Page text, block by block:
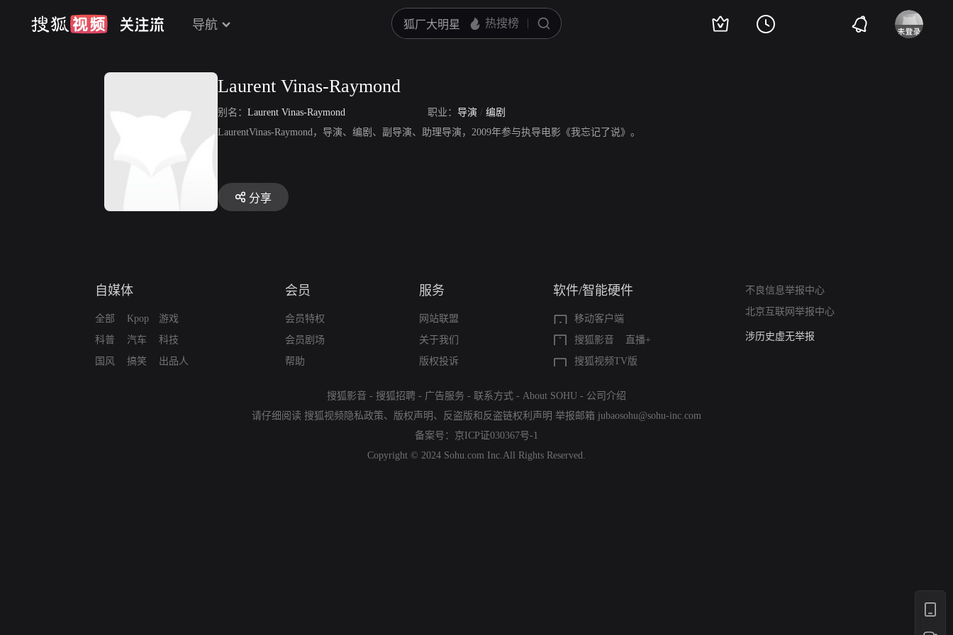
导航
Laurent Vinas-Raymond
别名： Laurent Vinas-Raymond 职业： 导演 / 编剧
LaurentVinas-Raymond，导演、编剧、副导演、助理导演，2009年参与执导电影《我忘记了说》。
分享
自媒体
全部
科普
国风
Kpop
汽车
搞笑
游戏
科技
出品人
会员
会员特权
会员剧场
帮助
服务
网站联盟
关于我们
版权投诉
软件/智能硬件
移动客户端
搜狐影音
直播+
搜狐视频TV版
不良信息举报中心
北京互联网举报中心
亚运会举报专区
涉历史虚无举报
搜狐影音 - 搜狐招聘 - 广告服务 - 联系方式 - About SOHU - 公司介绍
请仔细阅读 搜狐视频隐私政策、 版权声明 、 反盗版和反盗链权利声明 举报邮箱 jubaosohu@sohu-inc.com
备案号： 京ICP证030367号-1
Copyright © 2024 Sohu.com Inc.All Rights Reserved.